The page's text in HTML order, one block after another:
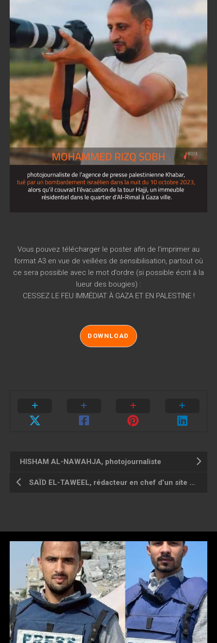
Vous pouvez télécharger le poster afin de l’imprimer au
format A3 en vue de veillées de sensibilisation, partout où
ce sera possible avec le mot d’ordre (si possible écrit à la
lueur des bougies) :
CESSEZ LE FEU IMMÉDIAT À GAZA ET EN PALESTINE !
DOWNLOAD
HISHAM AL-NAWAHJA, photojournaliste
SAÏD EL-TAWEEL, rédacteur en chef d’un site d’information